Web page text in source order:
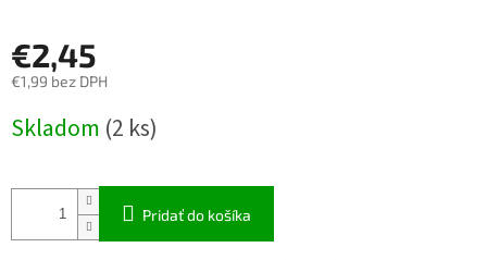
€2,45
€1,99 bez DPH
cena:
Skladom (2 ks)
Pridať do košíka